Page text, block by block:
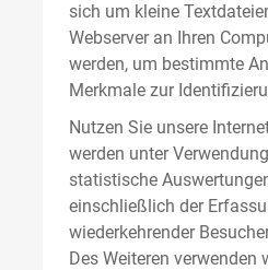
sich um kleine
Webserver an Ihren
werden, um bestimmte
Merkmale zur
Nutzen Sie unsere
werden unter
statistische
einschließlich der
wiederkehrender
Des Weiteren verwenden